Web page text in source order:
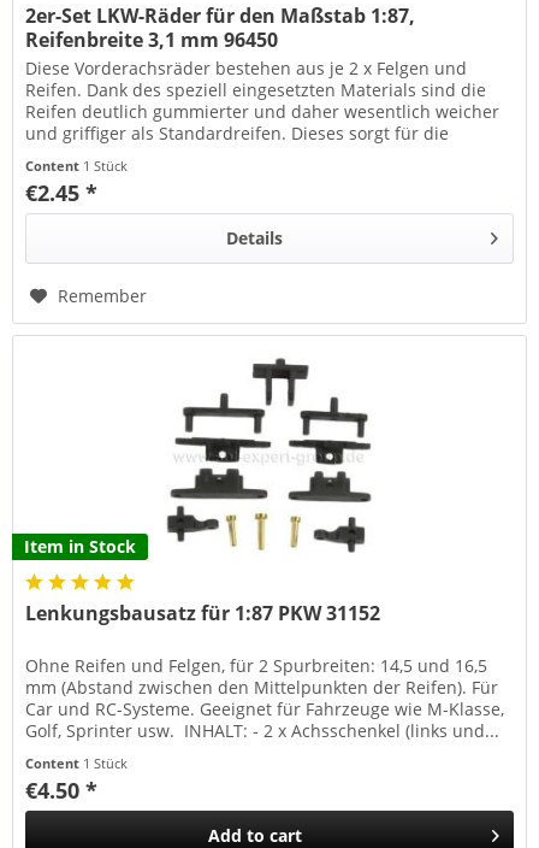
2er-Set LKW-Räder für den Maßstab 1:87,
Reifenbreite 3,1 mm 96450
Diese Vorderachsräder bestehen aus je 2 x Felgen und
Reifen. Dank des speziell eingesetzten Materials sind die
Reifen deutlich gummierter und daher wesentlich weicher
und griffiger als Standardreifen. Dieses sorgt für die
Content 1 Stück
€2.45 *
Details
Remember
Item in Stock
Lenkungsbausatz für 1:87 PKW 31152
Ohne Reifen und Felgen, für 2 Spurbreiten: 14,5 und 16,5
mm (Abstand zwischen den Mittelpunkten der Reifen). Für
Car und RC-Systeme. Geeignet für Fahrzeuge wie M-Klasse,
Golf, Sprinter usw. INHALT: - 2 x Achsschenkel (links und...
Content 1 Stück
€4.50 *
Add to cart